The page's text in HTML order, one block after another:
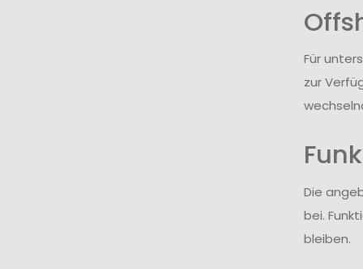
Für
zur
Die
bei.
bleiben.